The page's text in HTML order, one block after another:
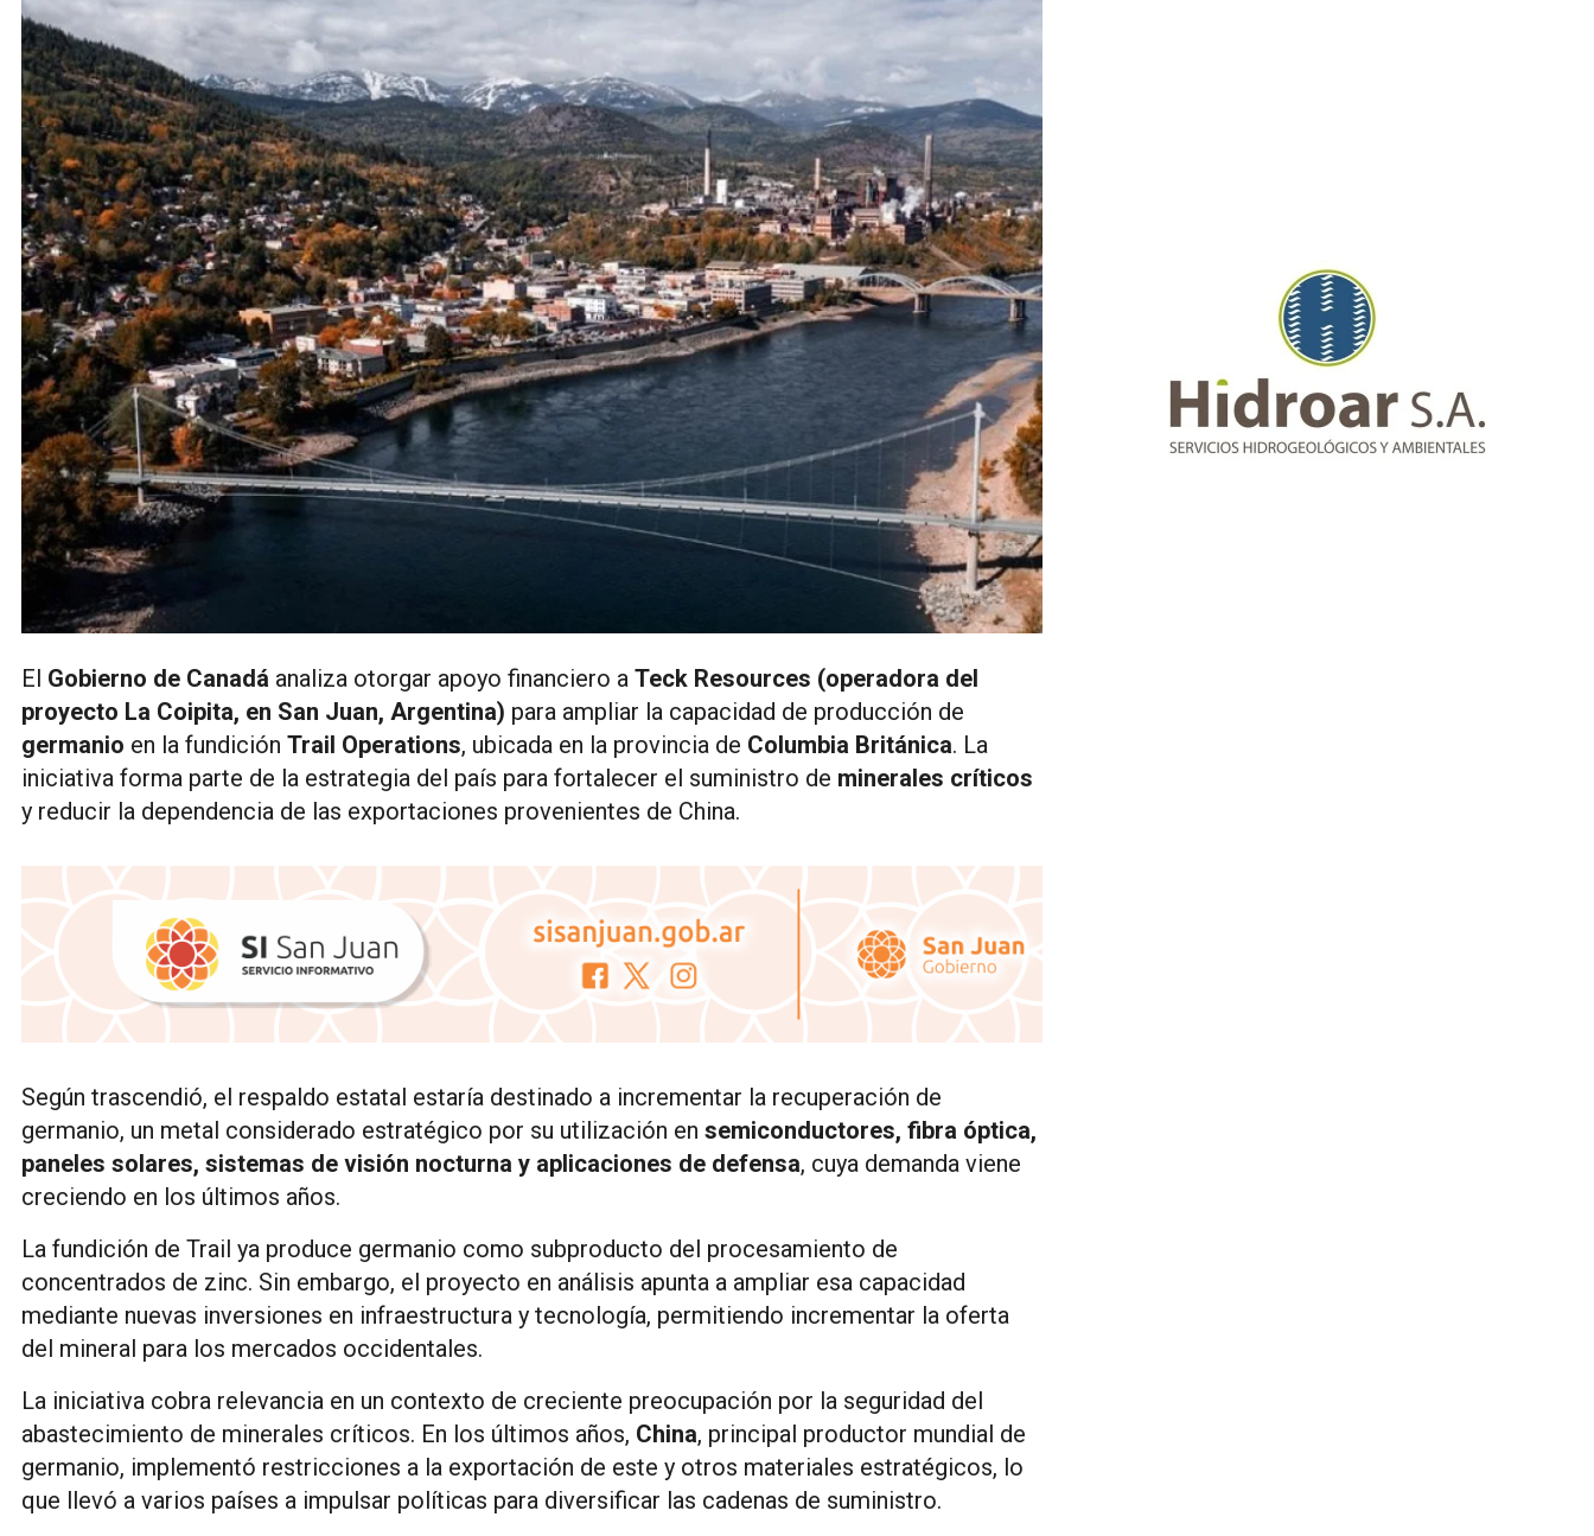
El Gobierno de Canadá analiza otorgar apoyo financiero a Teck Resources (operadora del
proyecto La Coipita, en San Juan, Argentina) para ampliar la capacidad de producción de
germanio en la fundición Trail Operations, ubicada en la provincia de Columbia Británica. La
iniciativa forma parte de la estrategia del país para fortalecer el suministro de minerales críticos
y reducir la dependencia de las exportaciones provenientes de China.
Según trascendió, el respaldo estatal estaría destinado a incrementar la recuperación de
germanio, un metal considerado estratégico por su utilización en semiconductores, fibra óptica,
paneles solares, sistemas de visión nocturna y aplicaciones de defensa, cuya demanda viene
creciendo en los últimos años.
La fundición de Trail ya produce germanio como subproducto del procesamiento de
concentrados de zinc. Sin embargo, el proyecto en análisis apunta a ampliar esa capacidad
mediante nuevas inversiones en infraestructura y tecnología, permitiendo incrementar la oferta
del mineral para los mercados occidentales.
La iniciativa cobra relevancia en un contexto de creciente preocupación por la seguridad del
abastecimiento de minerales críticos. En los últimos años, China, principal productor mundial de
germanio, implementó restricciones a la exportación de este y otros materiales estratégicos, lo
que llevó a varios países a impulsar políticas para diversificar las cadenas de suministro.